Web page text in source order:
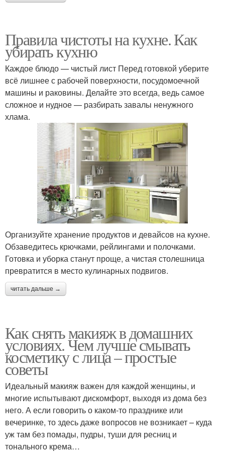
Правила чистоты на кухне. Как
убирать кухню
Каждое блюдо — чистый лист Перед готовкой уберите
всё лишнее с рабочей поверхности, посудомоечной
машины и раковины. Делайте это всегда, ведь самое
сложное и нудное — разбирать завалы ненужного
хлама.
Организуйте хранение продуктов и девайсов на кухне.
Обзаведитесь крючками, рейлингами и полочками.
Готовка и уборка станут проще, а чистая столешница
превратится в место кулинарных подвигов.
читать дальше →
Как снять макияж в домашних
условиях. Чем лучше смывать
косметику с лица – простые
советы
Идеальный макияж важен для каждой женщины, и
многие испытывают дискомфорт, выходя из дома без
него. А если говорить о каком-то празднике или
вечеринке, то здесь даже вопросов не возникает – куда
уж там без помады, пудры, туши для ресниц и
тонального крема…